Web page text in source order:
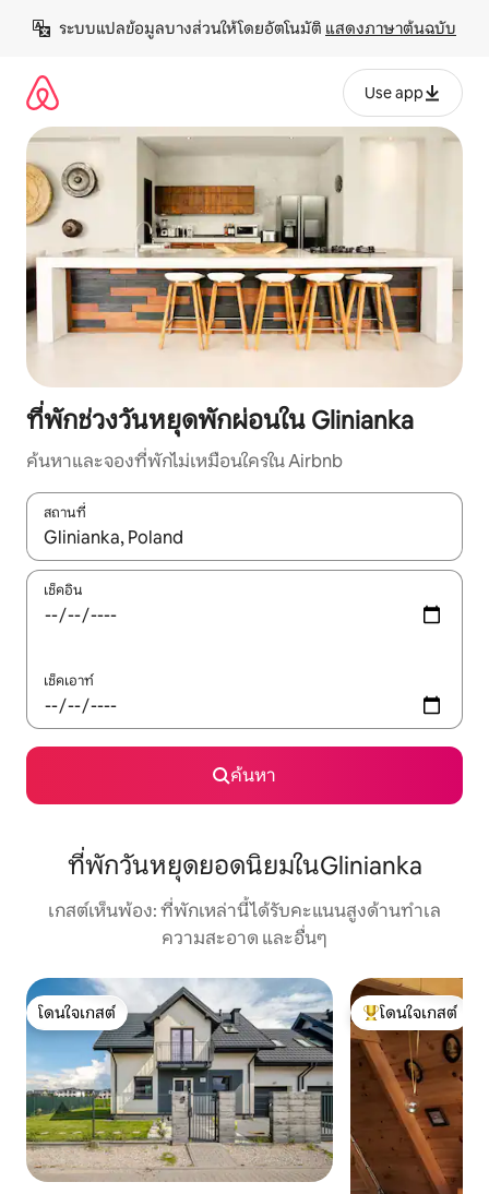
เนื้อหา
ระบบแปลข้อมูลบางส่วนให้โดยอัตโนมัติ แสดงภาษาต้นฉบับ
Use app
ที่พักช่วงวันหยุดพักผ่อนใน Glinianka
ค้นหาและจองที่พักไม่เหมือนใครใน Airbnb
สถานที่
ใช้ลูกศรขึ้นลง หรือใช้การสัมผัสหรือปัด เพื่อสำรวจผลการค้นหา
เช็คอิน
เช็คเอาท์
ค้นหา
ที่พักวันหยุดยอดนิยมในGlinianka
เกสต์เห็นพ้อง: ที่พักเหล่านี้ได้รับคะแนนสูงด้านทำเล
ความสะอาด และอื่นๆ
โดนใจเกสต์
โดนใจเกสต์
โดนใจเกสต์ที่สุด
โดนใจเกสต์